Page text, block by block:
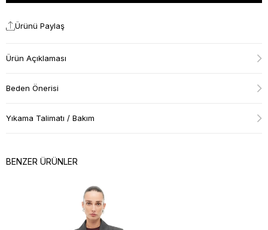
Ürünü Paylaş
Ürün Açıklaması
Beden Önerisi
Yıkama Talimatı / Bakım
BENZER ÜRÜNLER